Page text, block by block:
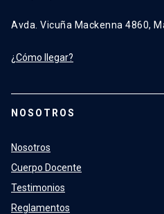
Avda. Vicuña Mackenna 4860,
¿Cómo llegar?
NOSOTROS
Nosotros
Cuerpo Docente
Testimonios
Reglamentos